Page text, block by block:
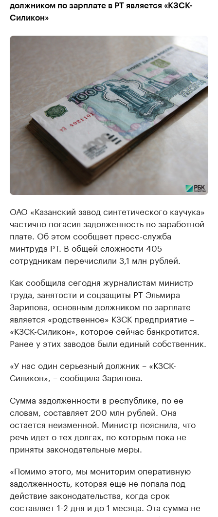
должником по зарплате в РТ является «КЗСК-
Силикон»
ОАО «Казанский завод синтетического каучука»
частично погасил задолженность по заработной
плате. Об этом сообщает пресс-служба
минтруда РТ. В общей сложности 405
сотрудникам перечислили 3,1 млн рублей.
Как сообщила сегодня журналистам министр
труда, занятости и соцзащиты РТ Эльмира
Зарипова, основным должником по зарплате
является «родственное» КЗСК предприятие –
«КЗСК-Силикон», которое сейчас банкротится.
Ранее у этих заводов были единый собственник.
«У нас один серьезный должник – «КЗСК-
Силикон», – сообщила Зарипова.
Сумма задолженности в республике, по ее
словам, составляет 200 млн рублей. Она
остается неизменной. Министр пояснила, что
речь идет о тех долгах, по которым пока не
приняты законодательные меры.
«Помимо этого, мы мониторим оперативную
задолженность, которая еще не попала под
действие законодательства, когда срок
составляет 1-2 дня и до 1 месяца. Эта сумма не